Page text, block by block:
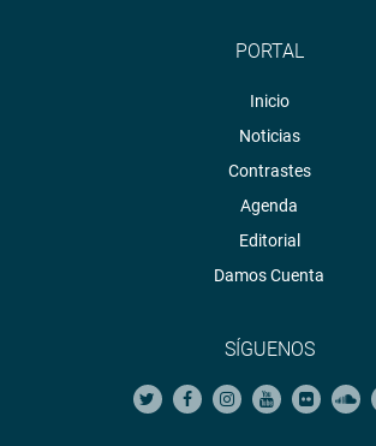
PORTAL
Inicio
Noticias
Contrastes
Agenda
Editorial
Damos Cuenta
SÍGUENOS